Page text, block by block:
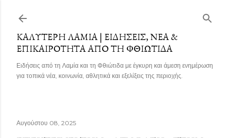
ΚΑΛΎΤΕΡΗ ΛΑΜΊΑ | ΕΙΔΉΣΕΙΣ, ΝΈΑ &
ΕΠΙΚΑΙΡΌΤΗΤΑ ΑΠΌ ΤΗ ΦΘΙΏΤΙΔΑ
Ειδήσεις από τη Λαμία και τη Φθιώτιδα με έγκυρη και άμεση ενημέρωση
για τοπικά νέα, κοινωνία, αθλητικά και εξελίξεις της περιοχής.
Αυγούστου 08, 2025